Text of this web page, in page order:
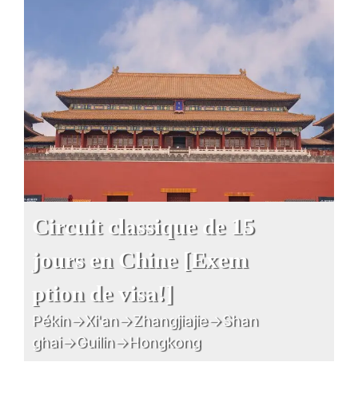
Circuit classique de 15
jours en Chine [Exem
ption de visa!]
Pékin→Xi'an→Zhangjiajie→Shan
ghai→Guilin→Hongkong